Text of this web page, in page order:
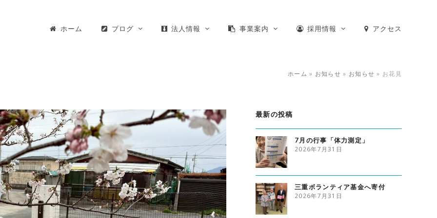
ホーム ブログ 法人情報 事業案内 採用情報 アクセス
ホーム » お知らせ » お知らせ » お花見
最新の投稿
7月の行事「体力測定」
2026年7月31日
三重ボランティア基金へ寄付
2026年7月31日